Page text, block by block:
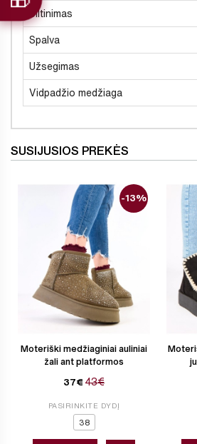
Šiltinimas
Spalva
Užsegimas
Vidpadžio medžiaga
SUSIJUSIOS PREKĖS
Moteriški medžiaginiai auliniai
žali ant platformos
37€ 43€
-13%
PASIRINKITE DYDĮ
38